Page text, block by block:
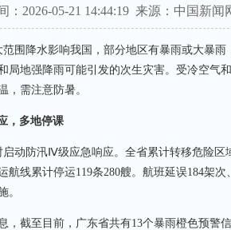
：2026-05-21 14:44:19 来源：中国新闻
范围降水影响我国，部分地区有暴雨或大暴
局地强降雨可能引发的次生灾害。受冷空气
，需注意防暑。
，多地停课
启动防汛Ⅳ级应急响应。全省累计转移危险区
航线累计停运119条280艘。航班延误184架
。
，截至目前，广东省共有13个暴雨橙色预警信